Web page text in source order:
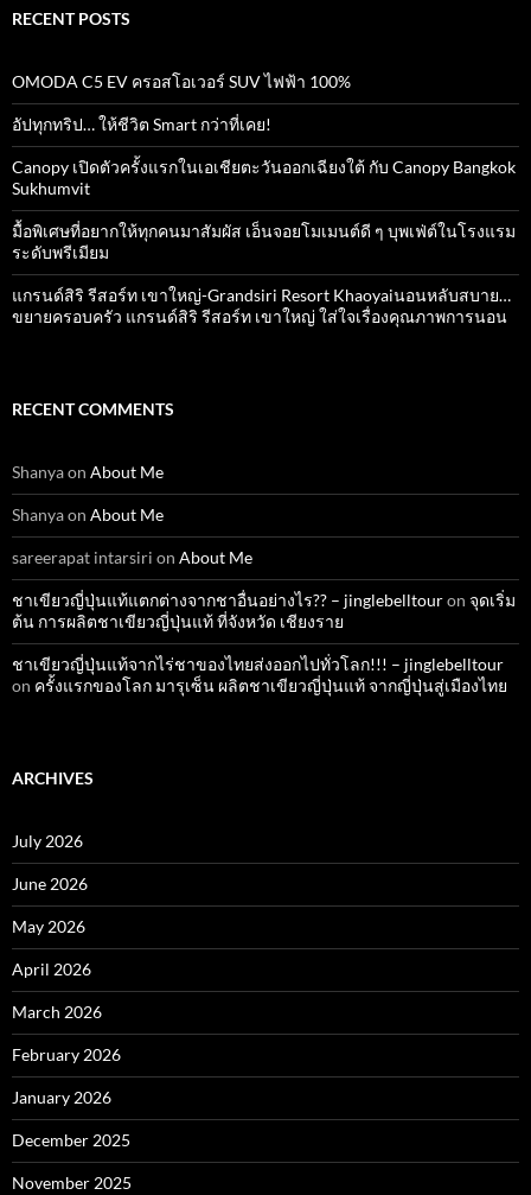
RECENT POSTS
OMODA C5 EV ครอสโอเวอร์ SUV ไฟฟ้า 100%
อัปทุกทริป… ให้ชีวิต Smart กว่าที่เคย!
Canopy เปิดตัวครั้งแรกในเอเชียตะวันออกเฉียงใต้ กับ Canopy Bangkok
Sukhumvit
มื้อพิเศษที่อยากให้ทุกคนมาสัมผัส เอ็นจอยโมเมนต์ดี ๆ บุพเฟ่ต์ในโรงแรม
ระดับพรีเมียม
แกรนด์สิริ​ รีสอร์ท​ เขาใหญ่​-Grandsiri​ Resort​ Khaoyaiนอนหลับสบาย…
ขยายครอบครัว แกรนด์สิริ รีสอร์ท เขาใหญ่ ใส่ใจเรื่องคุณภาพการนอน
RECENT COMMENTS
Shanyaon About Me
Shanyaon About Me
sareerapat intarsiri on About Me
ชาเขียวญี่ปุ่นแท้แตกต่างจากชาอื่นอย่างไร?? – jinglebelltouron จุดเริ่ม
ต้น การผลิตชาเขียวญี่ปุ่นแท้ ที่จังหวัด เชียงราย
ชาเขียวญี่ปุ่นแท้จากไร่ชาของไทยส่งออกไปทั่วโลก!!! – jinglebelltour
on ครั้งแรกของโลก มารุเซ็น ผลิตชาเขียวญี่ปุ่นแท้ จากญี่ปุ่นสู่เมืองไทย
ARCHIVES
July 2026
June 2026
May 2026
April 2026
March 2026
February 2026
January 2026
December 2025
November 2025